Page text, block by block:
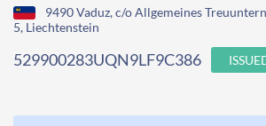
9490 Vaduz, c/o Allgemeines
5, Liechtenstein
529900283UQN9LF9C386